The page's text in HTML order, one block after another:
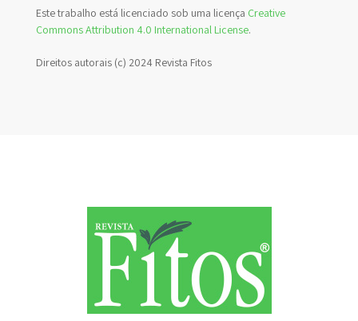
Este trabalho está licenciado sob uma licença Creative
Commons Attribution 4.0 International License.
Direitos autorais (c) 2024 Revista Fitos